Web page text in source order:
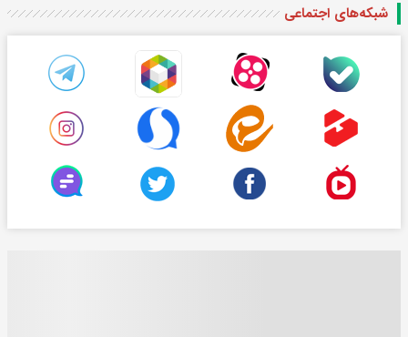
شبکه‌های اجتماعی